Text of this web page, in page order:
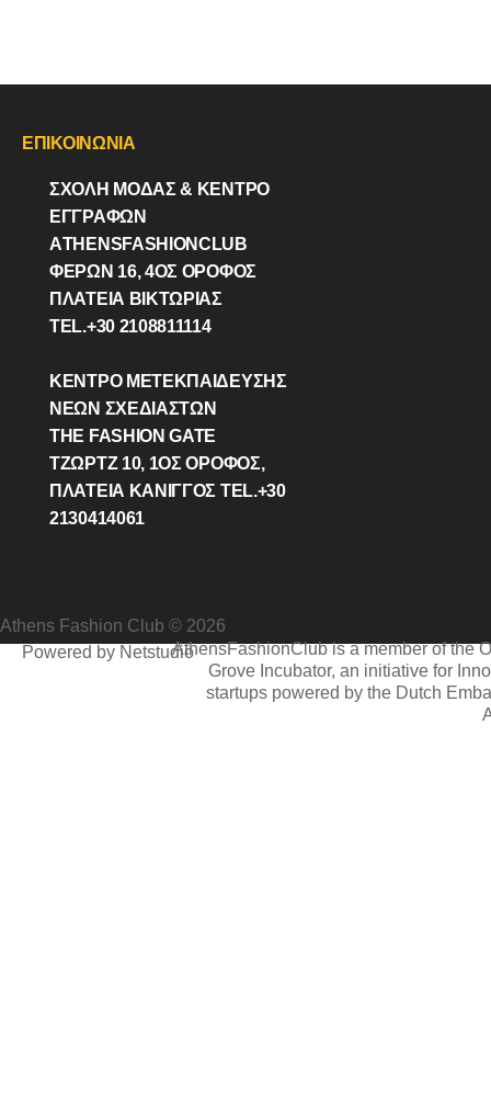
ΕΠΙΚΟΙΝΩΝΙΑ
ΣΧΟΛΗ ΜΟΔΑΣ & ΚΈΝΤΡΟ
ΕΓΓΡΑΦΩΝ
ΑTHENSFASHIONCLUB
ΦΕΡΏΝ 16, 4ΟΣ ΟΡΟΦΟΣ
ΠΛΑΤΕΙΑ ΒΙΚΤΩΡΊΑΣ
TEL.+30 2108811114
ΚΕΝΤΡΟ ΜΕΤΕΚΠΑΙΔΕΥΣΗΣ
ΝΕΩΝ ΣΧΕΔΙΑΣΤΩΝ
THE FASHION GATE
ΤΖΩΡΤΖ 10, 1ΟΣ ΌΡΟΦΟΣ,
ΠΛΑΤΕΙΑ ΚΑΝΙΓΓΟΣ TEL.+30
2130414061
Athens Fashion Club © 2026
Powered by NetstudioAthensFashionClub is a member of the
Grove Incubator, an initiative for
startups powered by the Dutch